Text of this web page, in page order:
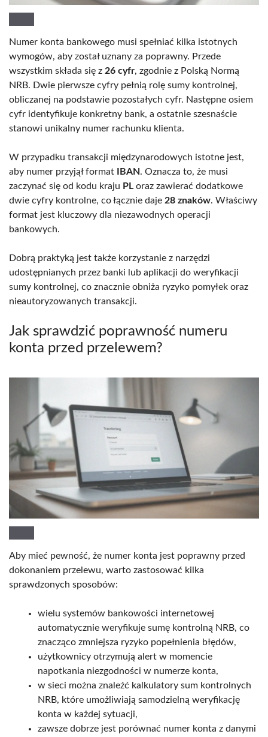
Numer konta bankowego musi spełniać kilka istotnych
wymogów, aby został uznany za poprawny. Przede
wszystkim składa się z 26 cyfr, zgodnie z Polską Normą
NRB. Dwie pierwsze cyfry pełnią rolę sumy kontrolnej,
obliczanej na podstawie pozostałych cyfr. Następne osiem
cyfr identyfikuje konkretny bank, a ostatnie szesnaście
stanowi unikalny numer rachunku klienta.
W przypadku transakcji międzynarodowych istotne jest,
aby numer przyjął format
IBAN. Oznacza to, że musi
zaczynać się od kodu kraju PL oraz zawierać dodatkowe
dwie cyfry kontrolne, co łącznie daje 28 znaków. Właściwy
format jest kluczowy dla niezawodnych operacji
bankowych.
Dobrą praktyką jest także korzystanie z narzędzi
udostępnianych przez banki lub aplikacji do weryfikacji
sumy kontrolnej, co znacznie obniża ryzyko pomyłek oraz
nieautoryzowanych transakcji.
Jak sprawdzić poprawność numeru
konta przed przelewem?
Aby mieć pewność, że numer konta jest poprawny przed
dokonaniem przelewu, warto zastosować kilka
sprawdzonych sposobów:
wielu systemów bankowości internetowej
automatycznie weryfikuje sumę kontrolną NRB, co
znacząco zmniejsza ryzyko popełnienia błędów,
użytkownicy otrzymują alert w momencie
napotkania niezgodności w numerze konta,
w sieci można znaleźć kalkulatory sum kontrolnych
NRB, które umożliwiają samodzielną weryfikację
konta w każdej sytuacji,
zawsze dobrze jest porównać numer konta z danymi